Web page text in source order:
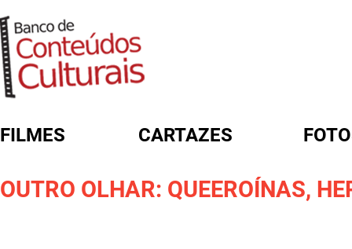
FILMES CARTAZES
OUTRO OLHAR: QUEEROÍNAS,
FORMULÁRIO DE BUSCA